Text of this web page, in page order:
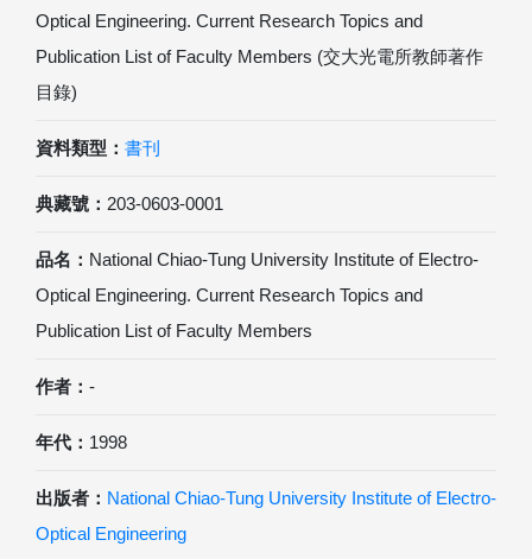
Optical Engineering. Current Research Topics and
Publication List of Faculty Members (交大光電所教師著作
目錄)
資料類型： 書刊
典藏號： 203-0603-0001
品名： National Chiao-Tung University Institute of Electro-
Optical Engineering. Current Research Topics and
Publication List of Faculty Members
作者： -
年代： 1998
出版者： National Chiao-Tung University Institute of Electro-
Optical Engineering